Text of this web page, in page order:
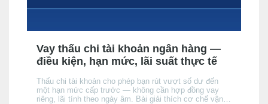
Vay thấu chi tài khoản ngân hàng —
điều kiện, hạn mức, lãi suất thực tế
Thấu chi tài khoản cho phép bạn rút vượt số dư đến
một hạn mức cấp trước — không cần hợp đồng vay
riêng, lãi tính theo ngày âm. Bài giải thích cơ chế vận